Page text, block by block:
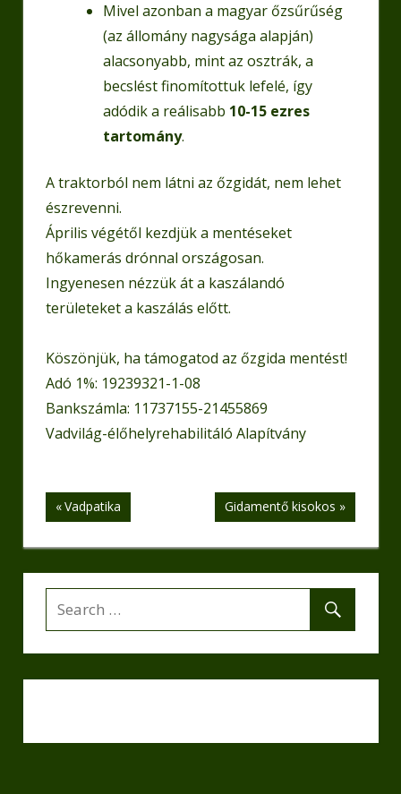
Mivel azonban a magyar őzsűrűség
(az állomány nagysága alapján)
alacsonyabb, mint az osztrák, a
becslést finomítottuk lefelé, így
adódik a reálisabb 10-15 ezres
tartomány.
A traktorból nem látni az őzgidát, nem lehet
észrevenni.
Április végétől kezdjük a mentéseket
hőkamerás drónnal országosan.
Ingyenesen nézzük át a kaszálandó
területeket a kaszálás előtt.
Köszönjük, ha támogatod az őzgida mentést!
Adó 1%: 19239321-1-08
Bankszámla: 11737155-21455869
Vadvilág-élőhelyrehabilitáló Alapítvány
Bejegyzés
navigáció
Previous
Post:
Vadpatika
Next
Post:
Gidamentő kisokos